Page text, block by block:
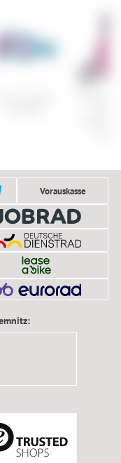
Vorauskasse